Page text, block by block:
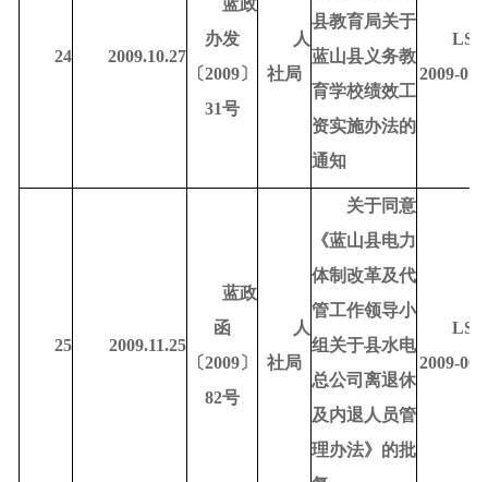
24 2009.10.27
蓝政
办发
〔2009〕
31号
人
社局
县教育局关于
蓝山县义务教
育学校绩效工
资实施办法的
通知
2009-
25 2009.11.25
蓝政
函
〔2009〕
82号
人
社局
关于同意
《蓝山县电力
体制改革及代
管工作领导小
组关于县水电
总公司离退休
及内退人员管
理办法》的批
2009-